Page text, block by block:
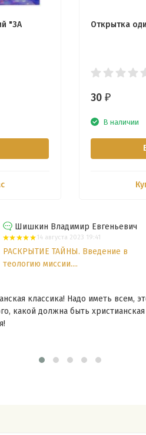
"ЗА
Открытка
30 ₽
В наличии
Шишкин Владимир Евгеньевич
14 августа 2023 19:41
РАСКРЫТИЕ ТАЙНЫ. Введение в
теологию миссии....
классика! Надо иметь всем,
какой должна быть